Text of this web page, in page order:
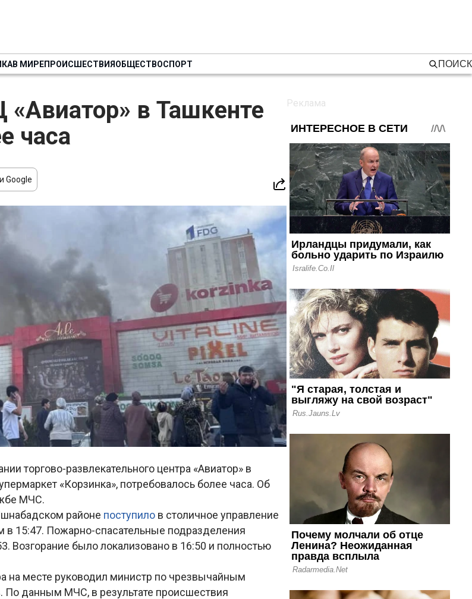
В МИРЕПРОИСШЕСТВИЯОБЩЕСТВОСПОРТ ПОИСК
в Ташкенте
часа
Google
торгово-развлекательного центра «Авиатор» в
«Корзинка», потребовалось более часа. Об
МЧС.
районе поступило в столичное управление
15:47. Пожарно-спасательные подразделения
Возгорание было локализовано в 16:50 и полностью
на месте руководил министр по чрезвычайным
По данным МЧС, в результате происшествия